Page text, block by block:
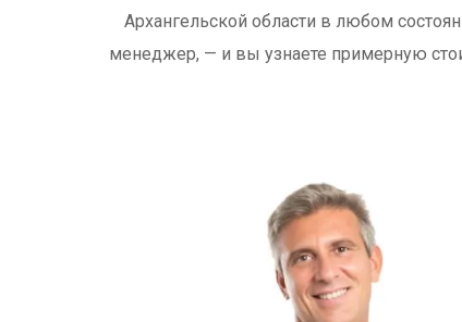
Архангельской области в любом
менеджер, — и вы узнаете примерную